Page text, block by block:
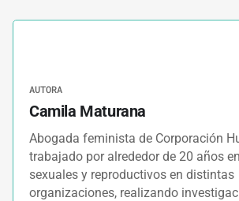
AUTORA
Camila Maturana
Abogada feminista de Corporación
trabajado por alrededor de 20 años
sexuales y reproductivos en distintas
organizaciones, realizando